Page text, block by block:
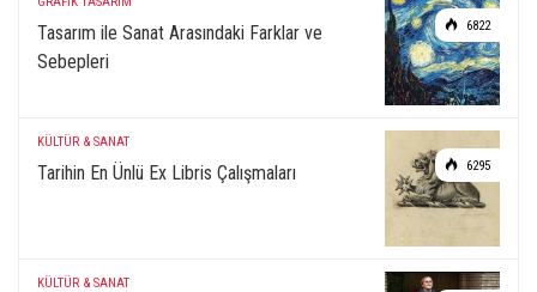
6822
Tasarım ile Sanat Arasındaki Farklar ve
Sebepleri
6295
KÜLTÜR & SANAT
Tarihin En Ünlü Ex Libris Çalışmaları
KÜLTÜR & SANAT